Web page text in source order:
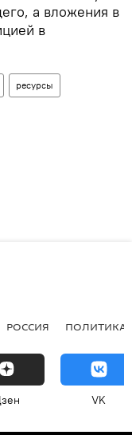
а вложения в
в
ресурсы
РОССИЯ ПОЛИТИКА
VK